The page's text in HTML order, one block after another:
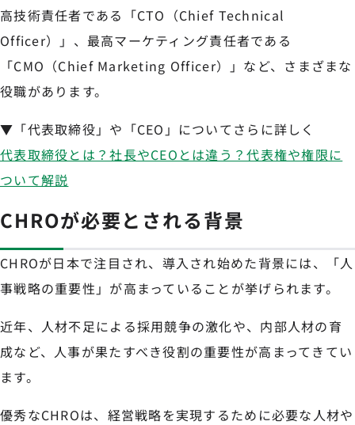
高技術責任者である「CTO（Chief Technical
Officer）」、最高マーケティング責任者である
「CMO（Chief Marketing Officer）」など、さまざまな
役職があります。
▼「代表取締役」や「CEO」についてさらに詳しく
代表取締役とは？社長やCEOとは違う？代表権や権限に
ついて解説
CHROが必要とされる背景
CHROが日本で注目され、導入され始めた背景には、「人
事戦略の重要性」が高まっていることが挙げられます。
近年、人材不足による採用競争の激化や、内部人材の育
成など、人事が果たすべき役割の重要性が高まってきてい
ます。
優秀なCHROは、経営戦略を実現するために必要な人材や